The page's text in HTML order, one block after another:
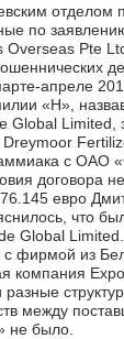
по
Overseas Pte
апреле
«Н»,
Global Limited,
Dreymoor
с ОАО
договора
евро
что
Global
с фирмой из
компания
разные
между
не было.